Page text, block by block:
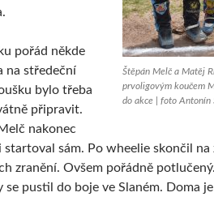
Štěpán Melč a Matěj
prvoligovým koučem
do akce | foto Antonín
pořád někde
na středeční
bylo třeba
připravit.
nakonec
startoval sám. Po wheelie skončil na
zranění. Ovšem pořádně
se pustil do boje ve Slaném. Doma